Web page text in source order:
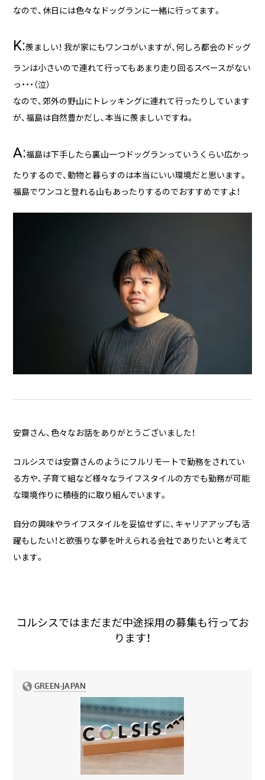
なので、休日には色々なドッグランに一緒に行ってます。
K:羨ましい！ 我が家にもワンコがいますが、何しろ都会のドッグ
ランは小さいので連れて行ってもあまり走り回るスペースがない
っ・・・（泣）
なので、郊外の野山にトレッキングに連れて行ったりしています
が、福島は自然豊かだし、本当に羨ましいですね。
A:福島は下手したら裏山一つドッグランっていうくらい広かっ
たりするので、動物と暮らすのは本当にいい環境だと思います。
福島でワンコと登れる山もあったりするのでおすすめですよ！
安齋さん、色々なお話をありがとうございました！
コルシスでは安齋さんのようにフルリモートで勤務をされてい
る方や、子育て組など様々なライフスタイルの方でも勤務が可能
な環境作りに積極的に取り組んでいます。
自分の興味やライフスタイルを妥協せずに、キャリアアップも活
躍もしたい！と欲張りな夢を叶えられる会社でありたいと考えて
います。
コルシスではまだまだ中途採用の募集も行ってお
ります！